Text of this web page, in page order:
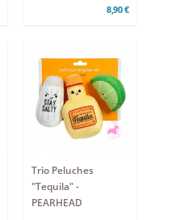
8,90 €
Trio Peluches
"Tequila" -
PEARHEAD